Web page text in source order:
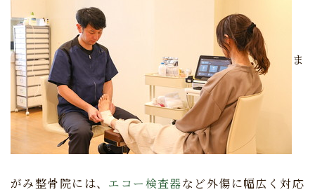
ま
がみ整骨院には、 エコー検査器など外傷に幅広く対応